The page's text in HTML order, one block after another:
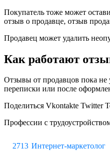
Покупатель тоже может
отзыв о продавце, отзыв
Продавец может удалить
Как работают
Отзывы от продавцов пока не
переписки или после
Поделиться Vkontakte Twitter
Профессии с
Интернет-маркетолог